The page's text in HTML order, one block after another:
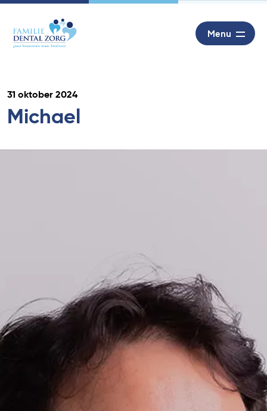
Menu
31 oktober 2024
Michael